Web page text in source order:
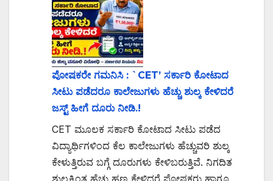
ಪೋಷಕರೇ ಗಮನಿಸಿ : `CET’ ಸರ್ಕಾರಿ ಕೋಟಾದ
ಸೀಟು ಪಡೆದರೂ ಕಾಲೇಜುಗಳು ಹೆಚ್ಚು ಶುಲ್ಕ ಕೇಳಿದರೆ
ಜಸ್ಟ್ ಹೀಗೆ ದೂರು ನೀಡಿ.!
CET ಮೂಲಕ ಸರ್ಕಾರಿ ಕೋಟಾದ ಸೀಟು ಪಡೆದ
ವಿದ್ಯಾರ್ಥಿಗಳಿಂದ ಕೆಲ ಕಾಲೇಜುಗಳು ಹೆಚ್ಚುವರಿ ಶುಲ್ಕ
ಕೇಳುತ್ತಿರುವ ಬಗ್ಗೆ ದೂರುಗಳು ಕೇಳಿಬರುತ್ತಿವೆ. ನಿಗದಿತ